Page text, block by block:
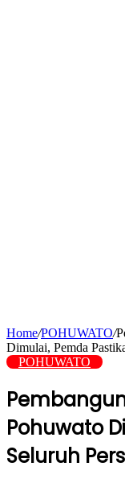
Home/POHUWATO/
Dimulai, Pemda
POHUWATO
Pohuwato
Seluruh